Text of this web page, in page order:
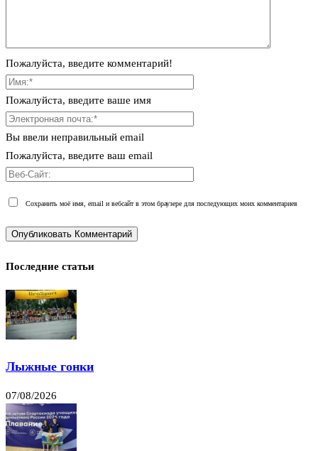
Пожалуйста, введите комментарий!
Пожалуйста, введите ваше имя
Вы ввели неправильный email
Пожалуйста, введите ваш email
Сохранить моё имя, email и вебсайт в этом браузере для последующих моих комментариев
Последние статьи
Лыжные гонки
07/08/2026